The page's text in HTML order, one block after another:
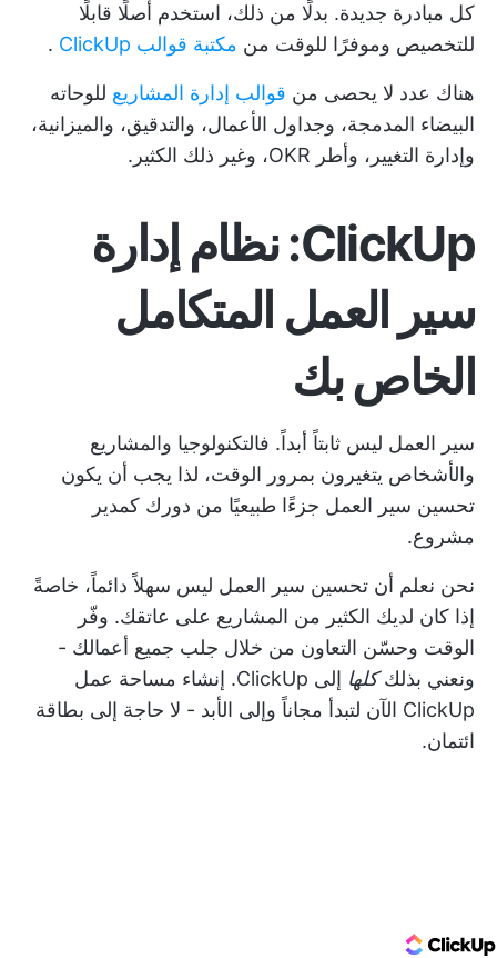
كل مبادرة جديدة. بدلًا من ذلك، استخدم أصلًا قابلًا
للتخصيص وموفرًا للوقت من مكتبة قوالب ClickUp .
هناك عدد لا يحصى من قوالب إدارة المشاريع للوحاته
البيضاء المدمجة، وجداول الأعمال، والتدقيق، والميزانية،
وإدارة التغيير، وأطر OKR، وغير ذلك الكثير.
ClickUp: نظام إدارة
سير العمل المتكامل
الخاص بك
سير العمل ليس ثابتاً أبداً. فالتكنولوجيا والمشاريع
والأشخاص يتغيرون بمرور الوقت، لذا يجب أن يكون
تحسين سير العمل جزءًا طبيعيًا من دورك كمدير
مشروع.
نحن نعلم أن تحسين سير العمل ليس سهلاً دائماً، خاصةً
إذا كان لديك الكثير من المشاريع على عاتقك. وفّر
الوقت وحسّن التعاون من خلال جلب جميع أعمالك -
ونعني بذلككلها إلى ClickUp.
إنشاء مساحة عمل
ClickUp الآن لتبدأ مجاناً وإلى الأبد - لا حاجة إلى بطاقة
ائتمان.
ClickUp Logo